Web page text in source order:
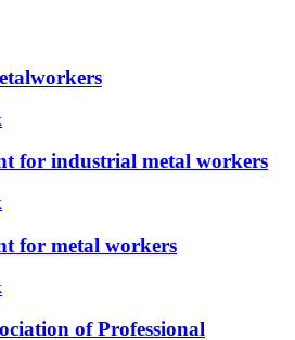
for industrial metal workers
for metal workers
of Professional